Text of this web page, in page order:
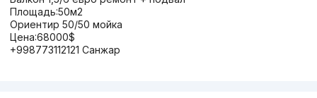
Площадь:50м2
Ориентир 50/50 мойка
Цена:68000$
+998773112121 Санжар